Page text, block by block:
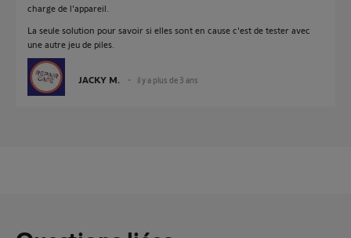
charge de l'appareil.
La seule solution pour savoir si elles sont en cause c'est de tester avec
une autre jeu de piles.
JACKY M. il y a plus de 3 ans